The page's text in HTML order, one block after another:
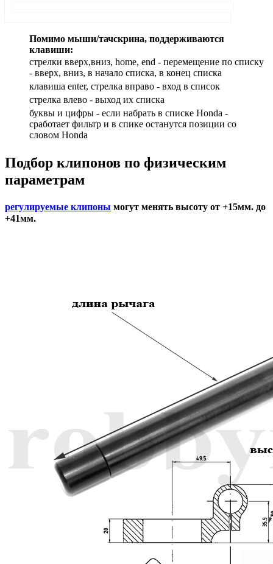
Помимо мыши/тачскрина, поддерживаются
клавиши:
стрелки вверх,вниз, home, end - перемещение по списку
- вверх, вниз, в начало списка, в конец списка
клавиша enter, стрелка вправо - вход в список
cтрелка влево - выход их списка
буквы и цифры - если набрать в списке Honda -
сработает фильтр и в спике останутся позиции со
словом Honda
Подбор клипонов по физическим
параметрам
регулируемые клипоны могут менять высоту от +15мм. до
+41мм.